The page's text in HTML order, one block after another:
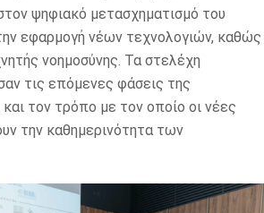
ψηφιακό μετασχηματισμό του
εφαρμογή νέων τεχνολογιών, καθώς
νοημοσύνης. Τα στελέχη
τις επόμενες φάσεις της
τον τρόπο με τον οποίο οι νέες
την καθημερινότητα των